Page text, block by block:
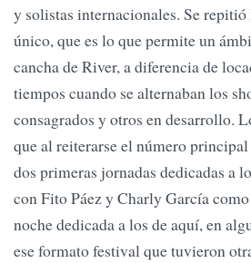
y solistas internacionales. Se
único, que es lo que permite un
cancha de River, a diferencia de
tiempos cuando se alternaban los
consagrados y otros en desarrollo.
que al reiterarse el número
dos primeras jornadas dedicadas a
con Fito Páez y Charly García
noche dedicada a los de aquí, en
ese formato festival que tuvieron